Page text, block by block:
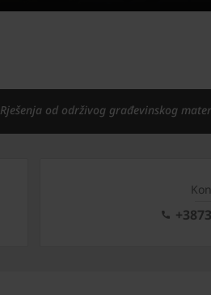
Rješenja od održivog građevinskog